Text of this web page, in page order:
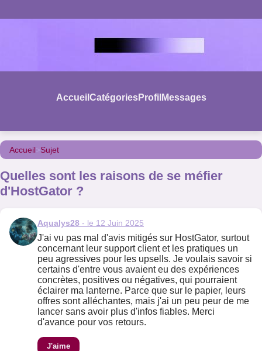
Accueil CatégoriesProfil Messages
Accueil>Sujet
Quelles sont les raisons de se méfier
d'HostGator ?
Aqualys28 - le 12 Juin 2025
J'ai vu pas mal d'avis mitigés sur HostGator, surtout
concernant leur support client et les pratiques un
peu agressives pour les upsells. Je voulais savoir si
certains d'entre vous avaient eu des expériences
concrètes, positives ou négatives, qui pourraient
éclairer ma lanterne. Parce que sur le papier, leurs
offres sont alléchantes, mais j'ai un peu peur de me
lancer sans avoir plus d'infos fiables. Merci
d'avance pour vos retours.
J'aime